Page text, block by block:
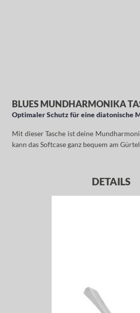
BLUES MUNDHARMONIKA
Optimaler Schutz für eine diatonische
Mit dieser Tasche ist deine
kann das Softcase ganz bequem am
DETAILS